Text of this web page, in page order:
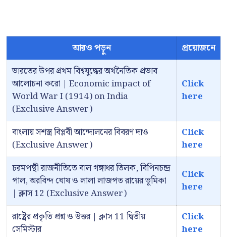
আরও পড়ুন
প্রয়োজনে
ভারতের উপর প্রথম বিশ্বযুদ্ধের অর্থনৈতিক প্রভাব
আলোচনা করো | Economic impact of
World War I (1914) on India
(Exclusive Answer)
Click
here
বাংলায় সশস্ত্র বিপ্লবী আন্দোলনের বিবরণ দাও
(Exclusive Answer)
Click
here
চরমপন্থী রাজনীতিতে বাল গঙ্গাধর তিলক, বিপিনচন্দ্র
পাল, অরবিন্দ ঘোষ ও লালা লাজপত রায়ের ভূমিকা
| ক্লাস 12 (Exclusive Answer)
Click
here
রাষ্ট্রের প্রকৃতি প্রশ্ন ও উত্তর | ক্লাস 11 দ্বিতীয়
সেমিস্টার
Click
here